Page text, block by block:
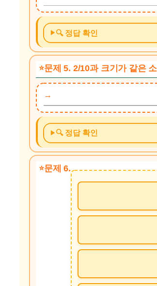
🔍 정답 확인
문제 5. 2/10과 크기가 같은
🔍 정답 확인
문제 6.